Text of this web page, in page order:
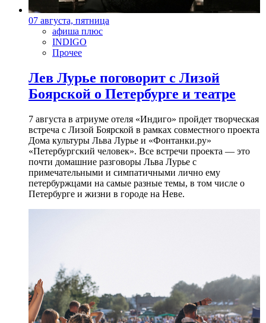
07 августа, пятница
афиша плюс
INDIGO
Прочее
Лев Лурье поговорит с Лизой
Боярской о Петербурге и театре
7 августа в атриуме отеля «Индиго» пройдет творческая
встреча с Лизой Боярской в рамках совместного проекта
Дома культуры Льва Лурье и «Фонтанки.ру»
«Петербургский человек». Все встречи проекта — это
почти домашние разговоры Льва Лурье с
примечательными и симпатичными лично ему
петербуржцами на самые разные темы, в том числе о
Петербурге и жизни в городе на Неве.